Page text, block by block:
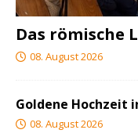
Das römische
08. August 2026
Goldene Hochzeit
08. August 2026